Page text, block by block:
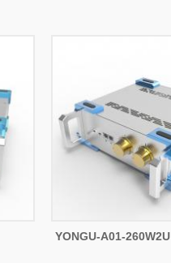
YONGU-A01-260W2U